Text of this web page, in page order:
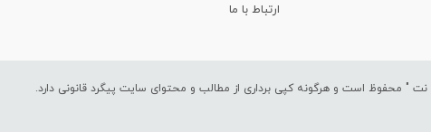
ارتباط با ما
نت " محفوظ است و هرگونه کپی برداری از مطالب و محتوای سایت پیگرد قانونی دارد.